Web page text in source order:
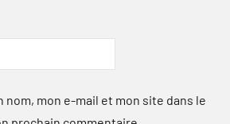
nom, mon e-mail et mon site dans le